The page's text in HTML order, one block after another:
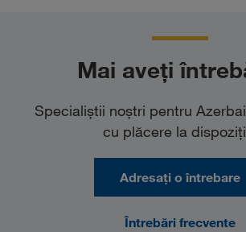
Mai aveți
Specialiştii noştri pentru
cu plăcere la
Adresați o întrebare
Întrebări frecvente